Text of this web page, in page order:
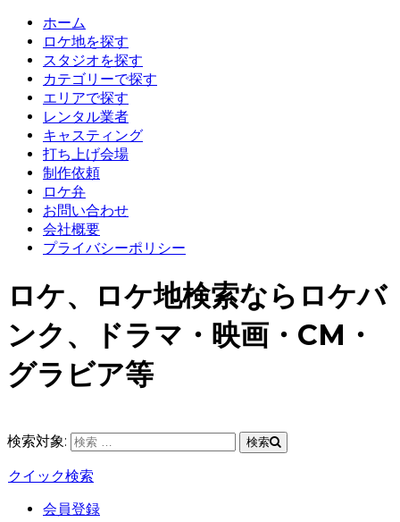
ホーム
ロケ地を探す
スタジオを探す
カテゴリーで探す
エリアで探す
レンタル業者
キャスティング
打ち上げ会場
制作依頼
ロケ弁
お問い合わせ
会社概要
プライバシーポリシー
ロケ、ロケ地検索ならロケバ
ンク、ドラマ・映画・CM・
グラビア等
検索対象: 検索
クイック検索
会員登録